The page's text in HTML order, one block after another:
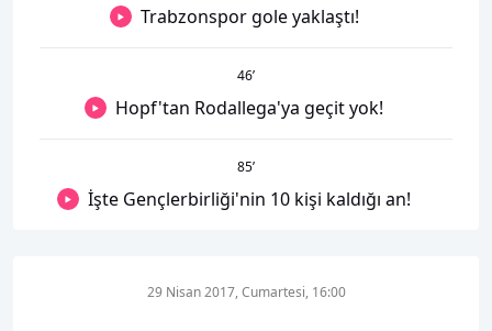
Trabzonspor gole yaklaştı!
46’
Hopf'tan Rodallega'ya geçit yok!
85’
İşte Gençlerbirliği'nin 10 kişi kaldığı an!
29 Nisan 2017, Cumartesi, 16:00